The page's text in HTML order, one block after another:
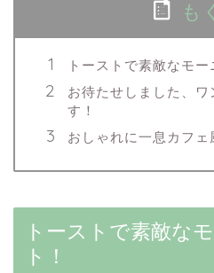
も
トーストで素敵なモー
お待たせしました、
す！
おしゃれに一息カフェ
トーストで素敵な
ト！